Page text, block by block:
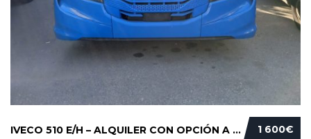
1 600€
IVECO 510 E/H – ALQUILER CON OPCIÓN A COMPRA...